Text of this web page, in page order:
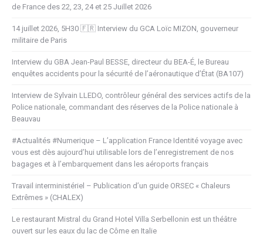
de France des 22, 23, 24 et 25 Juillet 2026
14 juillet 2026, 5H30 🇫🇷 Interview du GCA Loïc MIZON, gouverneur
militaire de Paris
Interview du GBA Jean-Paul BESSE, directeur du BEA-É, le Bureau
enquêtes accidents pour la sécurité de l’aéronautique d’État (BA107)
Interview de Sylvain LLEDO, contrôleur général des services actifs de la
Police nationale, commandant des réserves de la Police nationale à
Beauvau
#Actualités #Numerique – L’application France Identité voyage avec
vous est dès aujourd’hui utilisable lors de l’enregistrement de nos
bagages et à l’embarquement dans les aéroports français
Travail interministériel – Publication d’un guide ORSEC « Chaleurs
Extrêmes » (CHALEX)
Le restaurant Mistral du Grand Hotel Villa Serbellonin est un théâtre
ouvert sur les eaux du lac de Côme en Italie